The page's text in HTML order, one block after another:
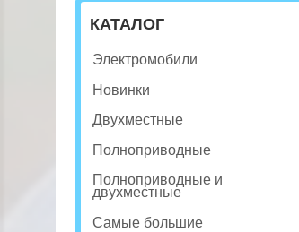
КАТАЛОГ
Электромобили
Новинки
Двухместные
Полноприводные
Полноприводные и
двухместные
Самые большие